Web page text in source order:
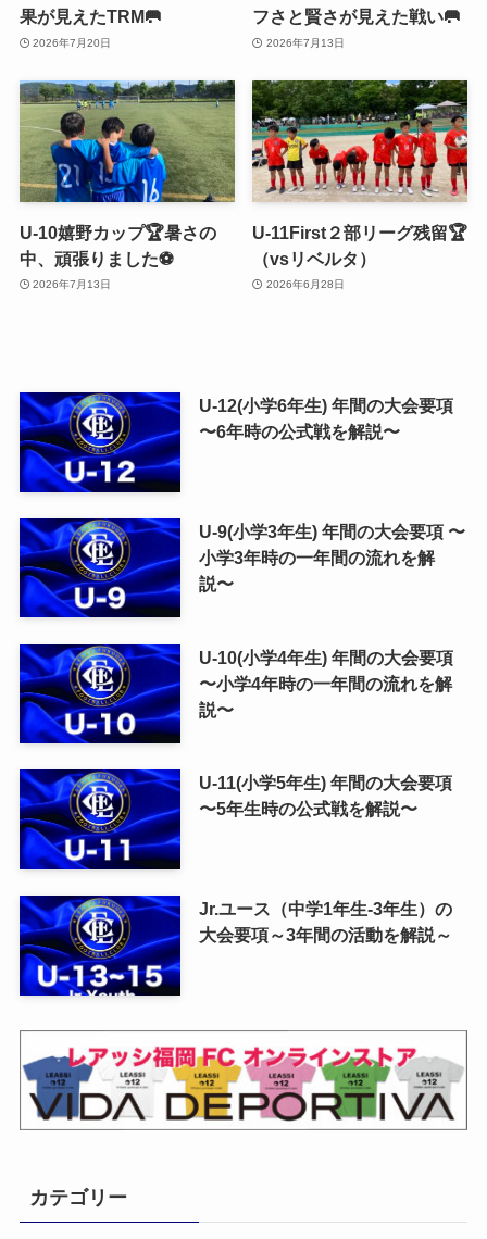
果が見えたTRM🥅
2026年7月20日
フさと賢さが見えた戦い🥅
2026年7月13日
U-10嬉野カップ🏆暑さの
中、頑張りました⚽️
2026年7月13日
U-11First２部リーグ残留🏆
（vsリベルタ）
2026年6月28日
U-12(小学6年生) 年間の大会要項
〜6年時の公式戦を解説〜
U-9(小学3年生) 年間の大会要項 〜
小学3年時の一年間の流れを解
説〜
U-10(小学4年生) 年間の大会要項
〜小学4年時の一年間の流れを解
説〜
U-11(小学5年生) 年間の大会要項
〜5年生時の公式戦を解説〜
Jr.ユース（中学1年生-3年生）の
大会要項～3年間の活動を解説～
カテゴリー